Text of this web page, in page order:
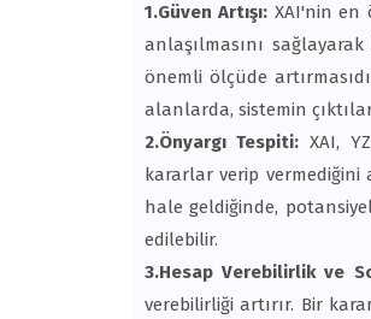
1.Güven Artışı: XAI'nin en
anlaşılmasını
önemli ölçüde
alanlarda, sistemin
2.Önyargı Tespiti: XAI,
kararlar verip
hale geldiğinde,
edilebilir.
3.Hesap Verebilirlik ve
verebilirliği artırır. Bir